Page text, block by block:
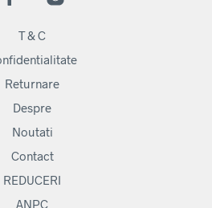
T & C
Returnare
Despre
Noutati
Contact
REDUCERI
ANPC